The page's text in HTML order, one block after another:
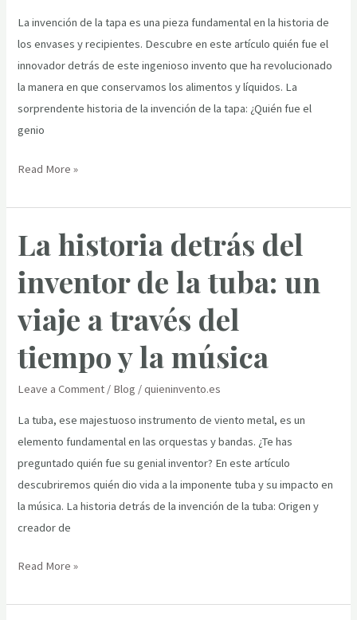
Entretenimiento
Digital
La invención de la tapa es una pieza fundamental en la historia de
los envases y recipientes. Descubre en este artículo quién fue el
innovador detrás de este ingenioso invento que ha revolucionado
la manera en que conservamos los alimentos y líquidos. La
sorprendente historia de la invención de la tapa: ¿Quién fue el
genio
La
de
la
Tapa:
Descubre
Quién
Inventó
Objeto
Tan
Read More »
La historia detrás del
inventor de la tuba: un
viaje a través del
tiempo y la música
Leave a Comment / Blog /quieninvento.es
La tuba, ese majestuoso instrumento de viento metal, es un
elemento fundamental en las orquestas y bandas. ¿Te has
preguntado quién fue su genial inventor? En este artículo
descubriremos quién dio vida a la imponente tuba y su impacto en
la música. La historia detrás de la invención de la tuba: Origen y
creador de
La
detrás
Read More »